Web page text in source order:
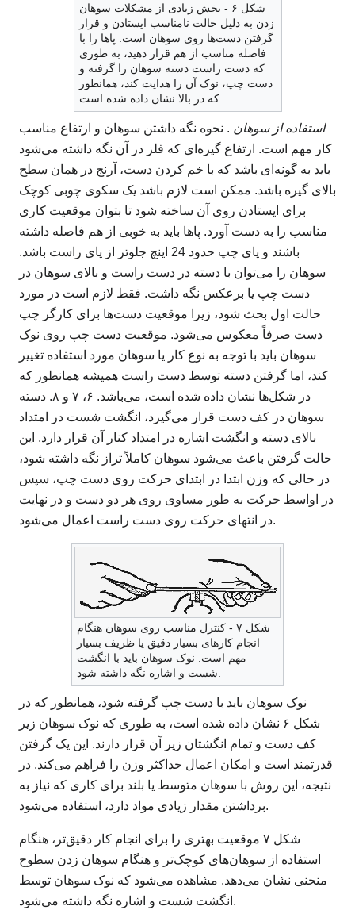
شکل ۶ - بخش زیادی از مشکلات سوهان
زدن به دلیل حالت نامناسب ایستادن و قرار
گرفتن دست‌ها روی سوهان است. پاها را با
فاصله مناسب از هم قرار دهید، به طوری
که دست راست دسته سوهان را گرفته و
دست چپ، نوک آن را هدایت کند، همانطور
که در بالا نشان داده شده است.
استفاده از سوهان . نحوه نگه داشتن سوهان و ارتفاع مناسب
کار مهم است. ارتفاع گیره‌ای که فلز در آن نگه داشته می‌شود
باید به گونه‌ای باشد که با خم کردن دست، آرنج در همان سطح
بالای گیره باشد. ممکن است لازم باشد یک سکوی چوبی کوچک
برای ایستادن روی آن ساخته شود تا بتوان موقعیت کاری
مناسب را به دست آورد. پاها باید به خوبی از هم فاصله داشته
باشند و پای چپ حدود 24 اینچ جلوتر از پای راست باشد.
سوهان را می‌توان با دسته در دست راست و بالای سوهان در
دست چپ یا برعکس نگه داشت. فقط لازم است در مورد
حالت اول بحث شود، زیرا موقعیت دست‌ها برای کارگر چپ
دست صرفاً معکوس می‌شود. موقعیت دست چپ روی نوک
سوهان باید با توجه به نوع کار یا سوهان مورد استفاده تغییر
کند، اما گرفتن دسته توسط دست راست همیشه همانطور که
در شکل‌ها نشان داده شده است، می‌باشد. ۶، ۷ و ۸. دسته
سوهان در کف دست قرار می‌گیرد، انگشت شست در امتداد
بالای دسته و انگشت اشاره در امتداد کنار آن قرار دارد. این
حالت گرفتن باعث می‌شود سوهان کاملاً تراز نگه داشته شود،
در حالی که وزن ابتدا در ابتدای حرکت روی دست چپ، سپس
در اواسط حرکت به طور مساوی روی هر دو دست و در نهایت
در انتهای حرکت روی دست راست اعمال می‌شود.
شکل ۷ - کنترل مناسب روی سوهان هنگام
انجام کارهای بسیار دقیق یا ظریف بسیار
مهم است. نوک سوهان باید با انگشت
نوک سوهان باید با دست چپ گرفته شود، همانطور که در
شکل ۶ نشان داده شده است، به طوری که نوک سوهان زیر
کف دست و تمام انگشتان زیر آن قرار دارند. این یک گرفتن
قدرتمند است و امکان اعمال حداکثر وزن را فراهم می‌کند. در
نتیجه، این روش با سوهان متوسط ​​یا بلند برای کاری که نیاز به
برداشتن مقدار زیادی مواد دارد، استفاده می‌شود.
شکل ۷ موقعیت بهتری را برای انجام کار دقیق‌تر، هنگام
استفاده از سوهان‌های کوچک‌تر و هنگام سوهان زدن سطوح
منحنی نشان می‌دهد. مشاهده می‌شود که نوک سوهان توسط
انگشت شست و اشاره نگه داشته می‌شود.